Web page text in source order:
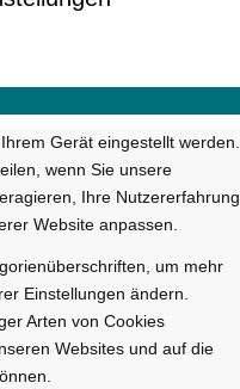
Gerät eingestellt werden.
wenn Sie unsere
Ihre Nutzererfahrung
Website anpassen.
um mehr
Einstellungen ändern.
Arten von Cookies
Websites und auf die